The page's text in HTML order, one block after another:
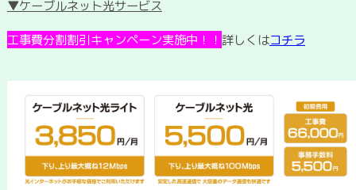
▼ケーブルネット光サービス
工事費分割割引キャンペーン実施中！！ 詳しくはコチラ